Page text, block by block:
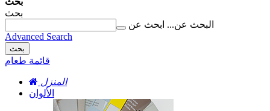
بحث
البحث عن... ابحث عن
Advanced Search
بحث
قائمة طعام
المنزل
الألوان